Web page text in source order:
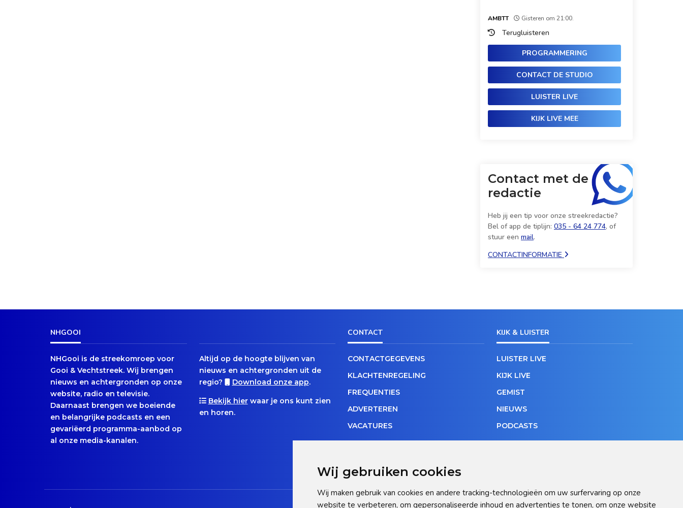
Wij gebruiken cookies
Wij maken gebruik van cookies en andere tracking-technologieën om uw surfervaring op onze
website te verbeteren, om gepersonaliseerde inhoud en advertenties te tonen, om onze website
AMBTT Gisteren om 21:00.
Terugluisteren
PROGRAMMERING
CONTACT DE STUDIO
LUISTER LIVE
KIJK LIVE MEE
Contact met de
redactie
Heb jij een tip voor onze streekredactie?
Bel of app de tiplijn: 035 - 64 24 774, of
stuur een mail.
CONTACTINFORMATIE
NHGOOI
NHGooi is de streekomroep voor
Gooi & Vechtstreek. Wij brengen
nieuws en achtergronden op onze
website, radio en televisie.
Daarnaast brengen we boeiende
en belangrijke podcasts en een
gevariëerd programma-aanbod op
al onze media-kanalen.
Altijd op de hoogte blijven van
nieuws en achtergronden uit de
regio?
Download onze app.
Bekijk hierwaar je ons kunt zien
en horen.
CONTACT
CONTACTGEGEVENS
KLACHTENREGELING
FREQUENTIES
ADVERTEREN
VACATURES
KIJK & LUISTER
LUISTER LIVE
KIJK LIVE
GEMIST
NIEUWS
PODCASTS